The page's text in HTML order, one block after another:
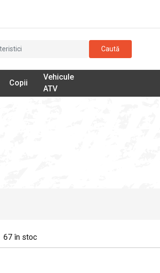
Caută
Copii
Vehicule
ATV
67 în stoc